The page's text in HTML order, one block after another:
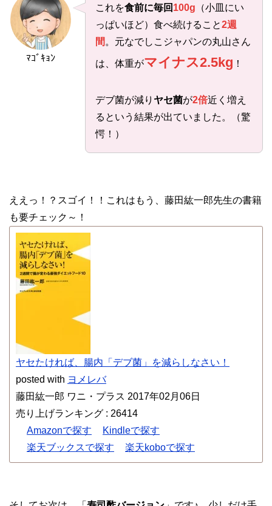
ﾏｺﾞｷｮﾝ
これを食前に毎回 100g （小皿にい
っぱいほど）食べ続けること2週
間 。元なでしこジャパンの丸山さん
は、体重がマイナス2.5kg ！
デブ菌が減り ヤセ菌が2倍近く増え
るという結果が出ていました。（驚
愕！）
ええっ！？スゴイ！！これはもう、藤田紘一郎先生の書籍
も要チェック～！
ヤセたければ、腸内「デブ菌」を減らしなさい！
posted with ヨメレバ
藤田紘一郎 ワニ・プラス 2017年02月06日
売り上げランキング : 26414
Amazonで探す
Kindleで探す
楽天ブックスで探す
楽天koboで探す